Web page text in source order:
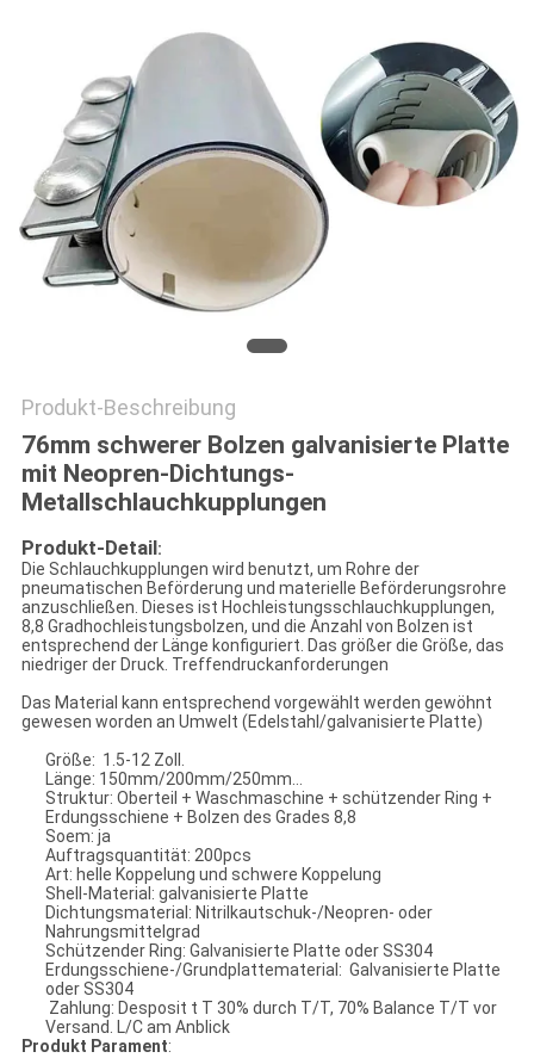
Produkt-Beschreibung
76mm schwerer Bolzen galvanisierte Platte
mit Neopren-Dichtungs-
Metallschlauchkupplungen
Produkt-Detail:
Die Schlauchkupplungen wird benutzt, um Rohre der
pneumatischen Beförderung und materielle Beförderungsrohre
anzuschließen. Dieses ist Hochleistungsschlauchkupplungen,
8,8 Gradhochleistungsbolzen, und die Anzahl von Bolzen ist
entsprechend der Länge konfiguriert. Das größer die Größe, das
niedriger der Druck. Treffendruckanforderungen
Das Material kann entsprechend vorgewählt werden gewöhnt
gewesen worden an Umwelt (Edelstahl/galvanisierte Platte)
Größe: 1.5-12 Zoll.
Länge: 150mm/200mm/250mm…
Struktur: Oberteil + Waschmaschine + schützender Ring +
Erdungsschiene + Bolzen des Grades 8,8
Soem: ja
Auftragsquantität: 200pcs
Art: helle Koppelung und schwere Koppelung
Shell-Material: galvanisierte Platte
Dichtungsmaterial: Nitrilkautschuk-/Neopren- oder
Nahrungsmittelgrad
Schützender Ring: Galvanisierte Platte oder SS304
Erdungsschiene-/Grundplattematerial: Galvanisierte Platte
oder SS304
Zahlung: Desposit t T 30% durch T/T, 70% Balance T/T vor
Versand. L/C am Anblick
Produkt Parament: